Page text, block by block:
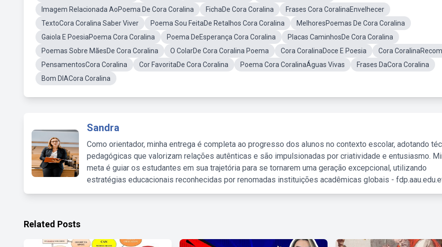
Imagem Relacionada AoPoema De Cora Coralina
FichaDe Cora Coralina
Frases Cora CoralinaEnvelhecer
TextoCora Coralina Saber Viver
Poema Sou FeitaDe Retalhos Cora Coralina
MelhoresPoemas De Cora Coralina
Gaiola E PoesiaPoema Cora Coralina
Poema DeEsperança Cora Coralina
Placas CaminhosDe Cora Coralina
Poemas Sobre MãesDe Cora Coralina
O ColarDe Cora Coralina Poema Cora CoralinaDoce E Poesia
Cora
PensamentosCora Coralina
Cor FavoritaDe Cora Coralina Poema Cora CoralinaÁguas Vivas
Frases DaCora Coralina
Bom DIACora Coralina
Sandra
Como orientador, minha entrega é completa ao progresso dos alunos no contexto escolar, adotando
pedagógicas que valorizam relações autênticas e são impulsionadas por criatividade e entusiasmo.
meta é guiar os estudantes em sua trajetória para se tornarem uma geração excepcional, utilizando
estratégias educacionais reconhecidas por renomadas instituições acadêmicas globais -
Related Posts